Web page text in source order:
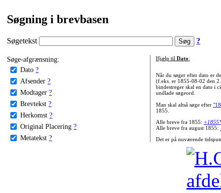
Søgning i brevbasen
Søgetekst ?
Søge-afgrænsning:
Dato ?
Afsender ?
Modtager ?
Brevtekst ?
Herkomst ?
Original Placering ?
Metatekst ?
Hjælp til Dato:
Når du søger efter dato er
(f.eks. er 1855-08-02 den
bindestreger skal en dato i
undlade søgeord.
Man skal altså søge efter
1855.
Alle breve fra 1855:
Alle breve fra august 1855:
Det er på nuværende